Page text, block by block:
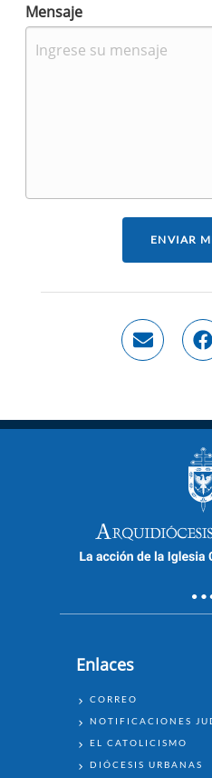
Mensaje
ENVIAR
Enlaces
ENLACES
CORREO
NOTIFICACIONES
EL CATOLICISMO
DIÓCESIS URBANAS